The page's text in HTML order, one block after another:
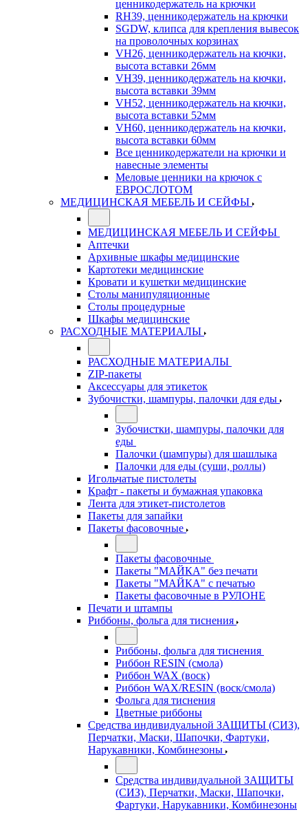
ценникодержатель на крючки
RH39, ценникодержатель на крючки
SGDW, клипса для крепления вывесок
на проволочных корзинах
VH26, ценникодержатель на кючки,
высота вставки 26мм
VH39, ценникодержатель на кючки,
высота вставки 39мм
VH52, ценникодержатель на кючки,
высота вставки 52мм
VH60, ценникодержатель на кючки,
высота вставки 60мм
Все ценникодержатели на крючки и
навесные элементы
Меловые ценники на крючок с
ЕВРОСЛОТОМ
МЕДИЦИНСКАЯ МЕБЕЛЬ И СЕЙФЫ
МЕДИЦИНСКАЯ МЕБЕЛЬ И СЕЙФЫ
Аптечки
Архивные шкафы медицинские
Картотеки медицинские
Кровати и кушетки медицинские
Столы манипуляционные
Столы процедурные
Шкафы медицинские
РАСХОДНЫЕ МАТЕРИАЛЫ
РАСХОДНЫЕ МАТЕРИАЛЫ
ZIP-пакеты
Аксессуары для этикеток
Зубочистки, шампуры, палочки для еды
Зубочистки, шампуры, палочки для
еды
Палочки (шампуры) для шашлыка
Палочки для еды (суши, роллы)
Игольчатые пистолеты
Крафт - пакеты и бумажная упаковка
Лента для этикет-пистолетов
Пакеты для запайки
Пакеты фасовочные
Пакеты фасовочные
Пакеты "МАЙКА" без печати
Пакеты "МАЙКА" с печатью
Пакеты фасовочные в РУЛОНЕ
Печати и штампы
Риббоны, фольга для тиснения
Риббоны, фольга для тиснения
Риббон RESIN (смола)
Риббон WAX (воск)
Риббон WAX/RESIN (воск/смола)
Фольга для тиснения
Цветные риббоны
Средства индивидуальной ЗАЩИТЫ (СИЗ),
Перчатки, Маски, Шапочки, Фартуки,
Нарукавники, Комбинезоны
Средства индивидуальной ЗАЩИТЫ
(СИЗ), Перчатки, Маски, Шапочки,
Фартуки, Нарукавники, Комбинезоны